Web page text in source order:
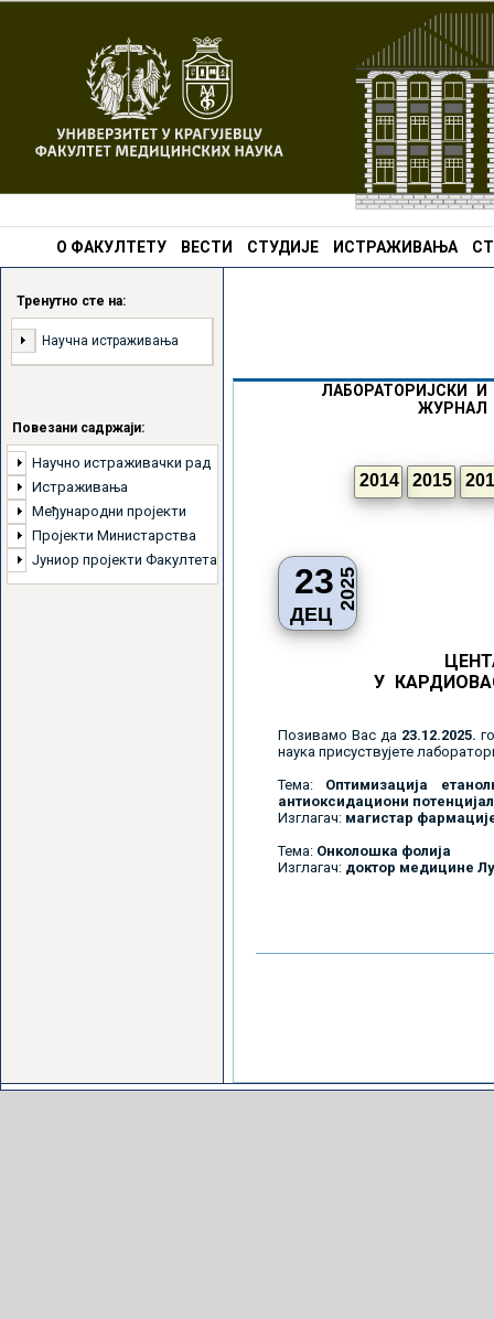
О ФАКУЛТЕТУ ВЕСТИ СТУДИЈЕ ИСТРАЖИВАЊА
Тренутно сте на:
Научна истраживања
Повезани садржаји:
Научно истраживачки рад
Истраживања
Међународни пројекти
Пројекти Министарства
Јуниор пројекти Факултета
ЛАБОРАТОРИЈСКИ
ЖУРНАЛ
2015
2014
23
ДЕЦ
2025
У
Позивамо Вас да 23.12.2025.
наука присуствујете
Тема: Оптимизација
антиоксидaциони потенцијал
Изглагач: магистар
Тема: Онколошка фолија
Изглагач: доктор медицине